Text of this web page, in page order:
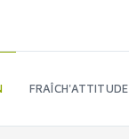
FRAÎCH'ATTITUDE